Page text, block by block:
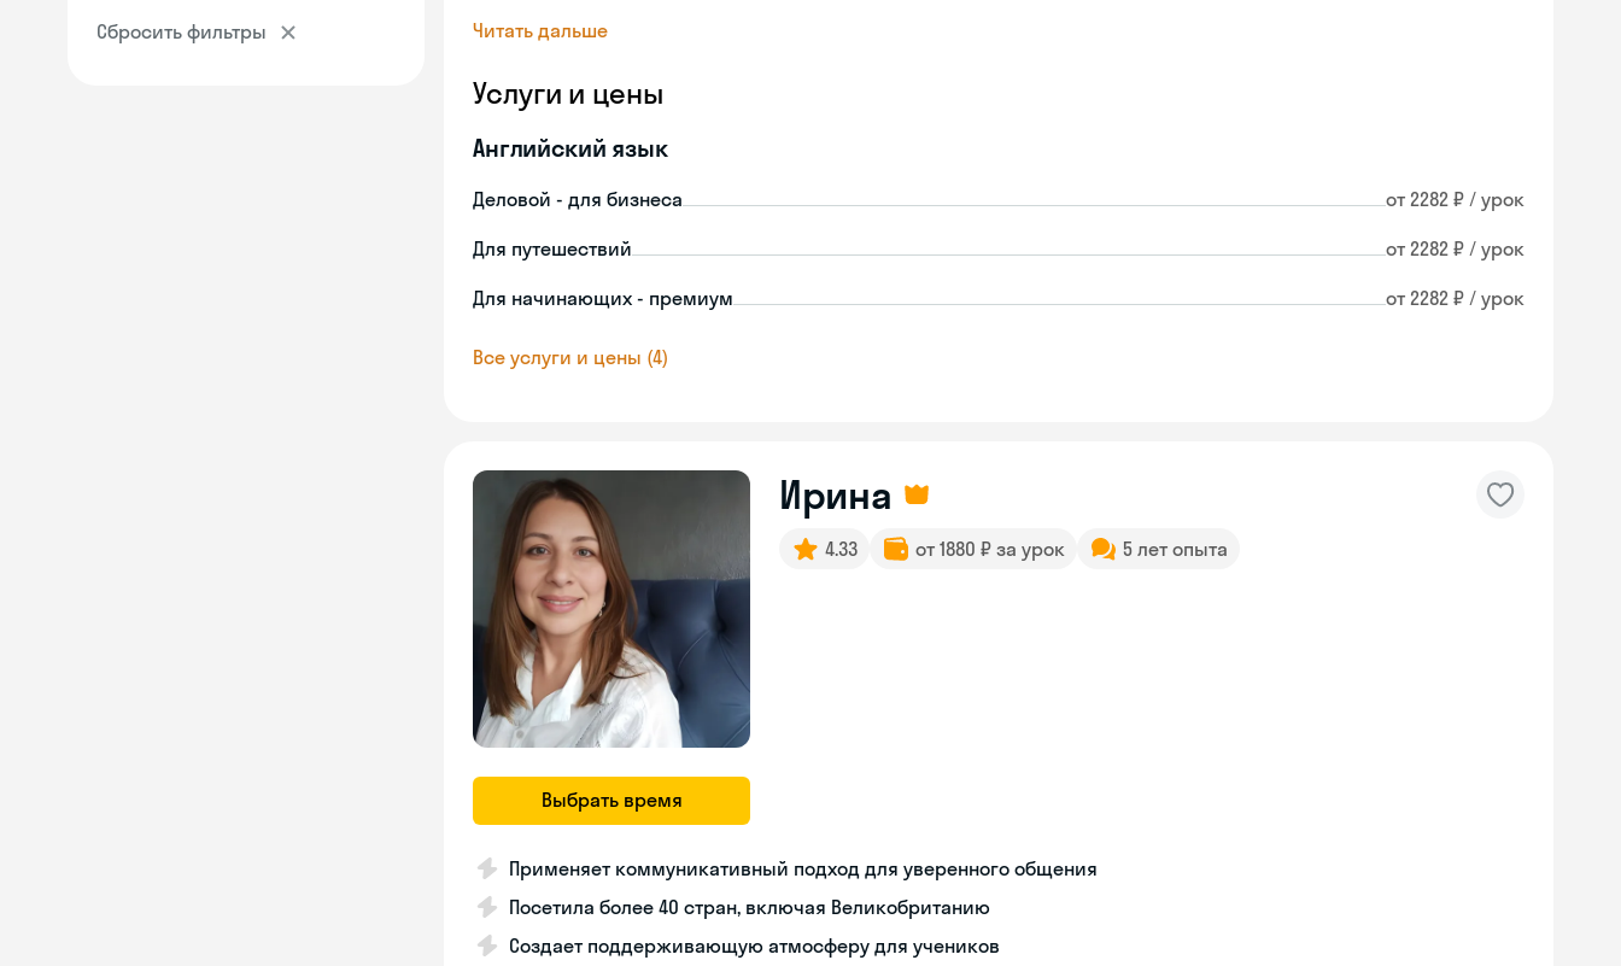
Сбросить фильтры
Читать дальше
Услуги и цены
Английский язык
Деловой - для бизнеса от 2282 ₽ / урок
Для путешествий от 2282 ₽ / урок
Для начинающих - премиум от 2282 ₽ / урок
Все услуги и цены (4)
Выбрать время
Ирина
4.33 от 1880 ₽ за урок 5 лет опыта
Применяет коммуникативный подход для уверенного общения
Посетила более 40 стран, включая Великобританию
Создает поддерживающую атмосферу для учеников